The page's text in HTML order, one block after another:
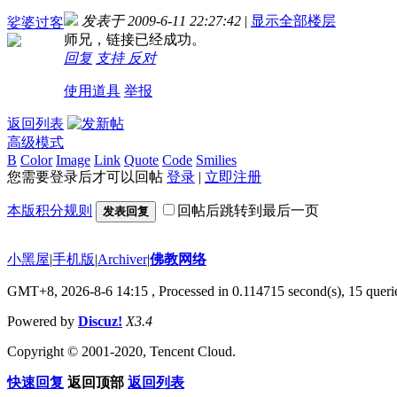
娑婆过客 发表于 2009-6-11 22:27:42 | 显示全部楼层
师兄，链接已经成功。
回复 支持 反对
使用道具 举报
返回列表
高级模式
B Color Image Link Quote Code Smilies
您需要登录后才可以回帖 登录 | 立即注册
本版积分规则 发表回复 回帖后跳转到最后一页
小黑屋|手机版|Archiver|佛教网络
GMT+8, 2026-8-6 14:15 , Processed in 0.114715 second(s), 15
Powered by Discuz! X3.4
Copyright © 2001-2020, Tencent Cloud.
快速回复 返回顶部 返回列表